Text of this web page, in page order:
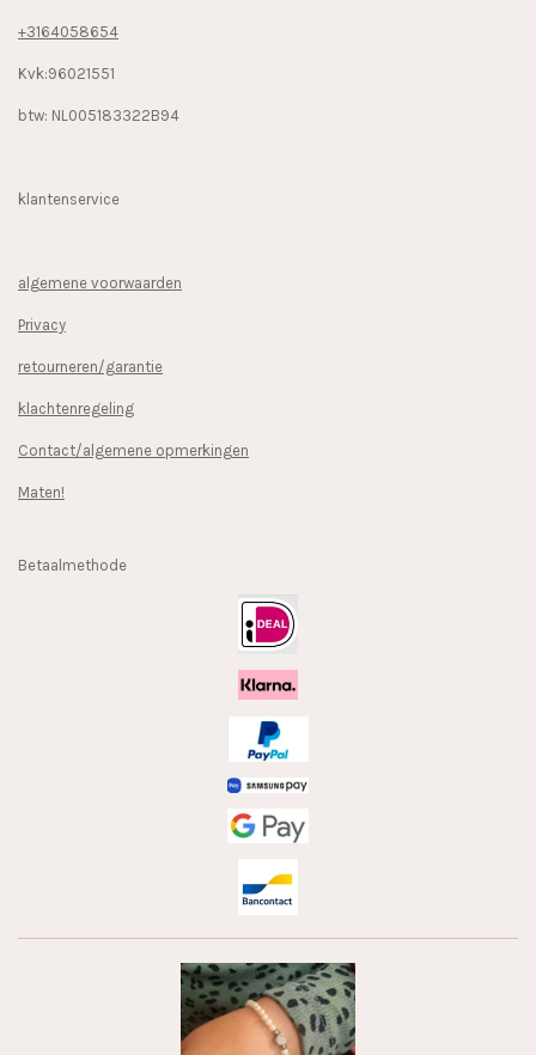
+3164058654
Kvk:96021551
btw: NL005183322B94
klantenservice
algemene voorwaarden
Privacy
retourneren/garantie
klachtenregeling
Contact/algemene opmerkingen
Maten!
Betaalmethode